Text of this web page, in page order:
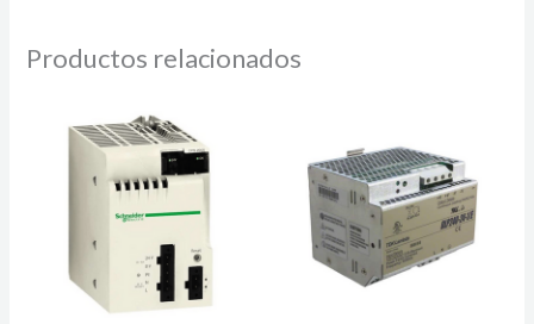
Productos relacionados